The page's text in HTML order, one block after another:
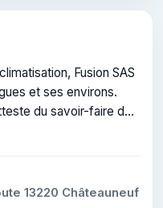
Fusion SAS
et ses environs.
du savoir-faire de
13220 Châteauneuf